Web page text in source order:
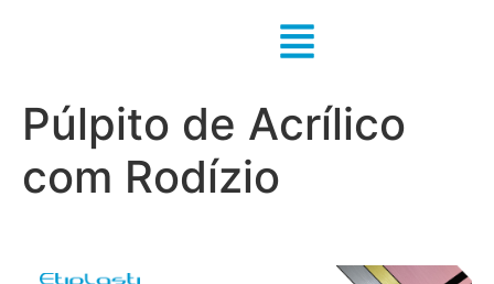
Púlpito de Acrílico
com Rodízio